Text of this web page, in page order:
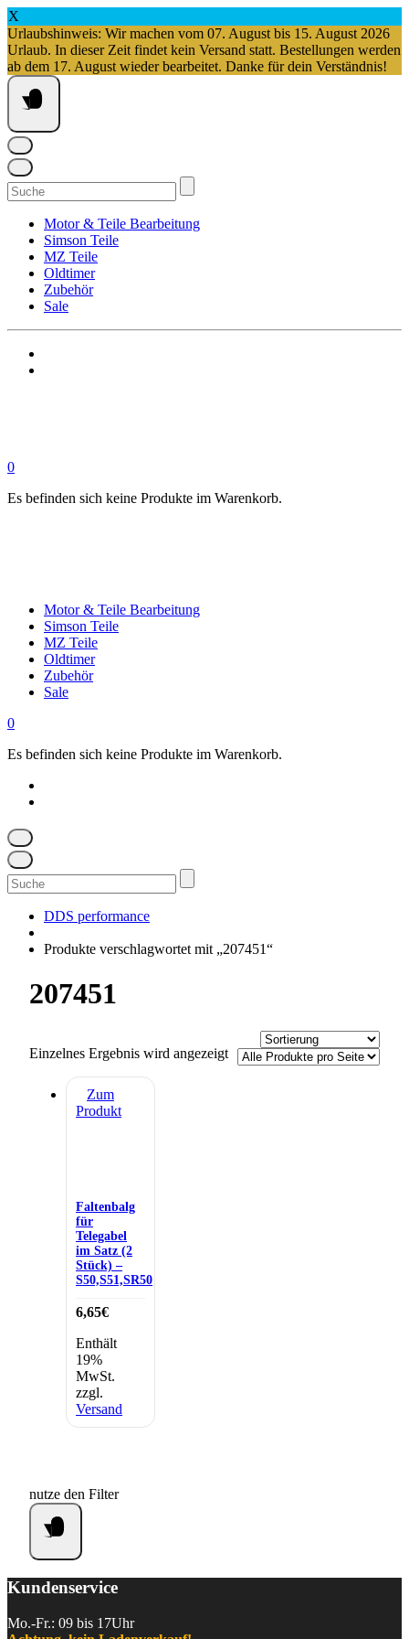
X
Urlaubshinweis: Wir machen vom 07. August bis 15. August 2026
Urlaub. In dieser Zeit findet kein Versand statt. Bestellungen werden
ab dem 17. August wieder bearbeitet. Danke für dein Verständnis!
Springe
zum
Inhalt
Suchen
nach:
Motor & Teile Bearbeitung
Simson Teile
MZ Teile
Oldtimer
Zubehör
Sale
0
Es befinden sich keine Produkte im Warenkorb.
Motor & Teile Bearbeitung
Simson Teile
MZ Teile
Oldtimer
Zubehör
Sale
0
Es befinden sich keine Produkte im Warenkorb.
Suchen
nach:
DDS performance
Produkte verschlagwortet mit „207451“
207451
Einzelnes Ergebnis wird angezeigt
Zum
Produkt
Faltenbalg
für
Telegabel
im Satz (2
Stück) –
S50,S51,SR50
6,65€
Enthält
19%
MwSt.
zzgl.
Versand
nutze den Filter
Kundenservice
Mo.-Fr.: 09 bis 17Uhr